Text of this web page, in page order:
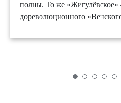
полны. То же
дореволюционного